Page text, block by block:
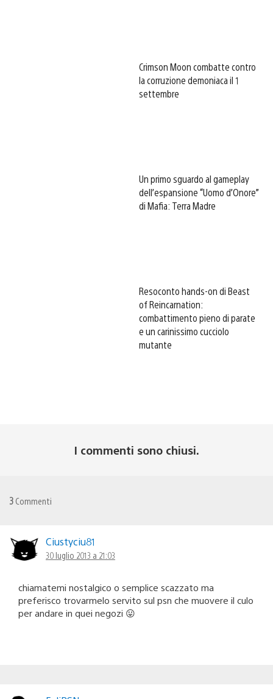
Crimson Moon combatte contro
la corruzione demoniaca il 1
settembre
Un primo sguardo al gameplay
dell’espansione “Uomo d’Onore”
di Mafia: Terra Madre
Resoconto hands-on di Beast
of Reincarnation:
combattimento pieno di parate
e un carinissimo cucciolo
mutante
I commenti sono chiusi.
3 Commenti
Ciustyciu81
30 luglio 2013 a 21:03
chiamatemi nostalgico o semplice scazzato ma
preferisco trovarmelo servito sul psn che muovere il culo
per andare in quei negozi 😛